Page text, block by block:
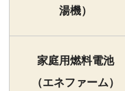
湯機）
家庭用燃料電池
（エネファーム）